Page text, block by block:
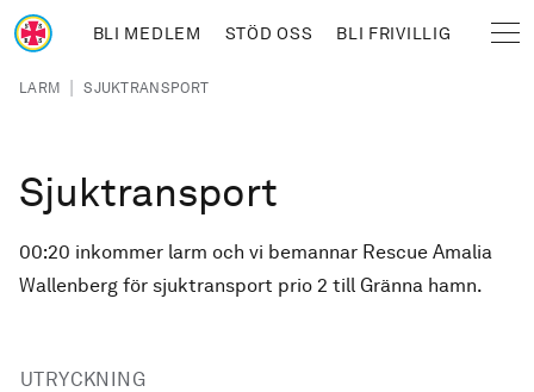
Hoppa till huvudinnehåll
BLI MEDLEM STÖD OSS BLI FRIVILLIG
Länkstig
LARM | SJUKTRANSPORT
Sjuktransport
00:20 inkommer larm och vi bemannar Rescue Amalia
Wallenberg för sjuktransport prio 2 till Gränna hamn.
UTRYCKNING